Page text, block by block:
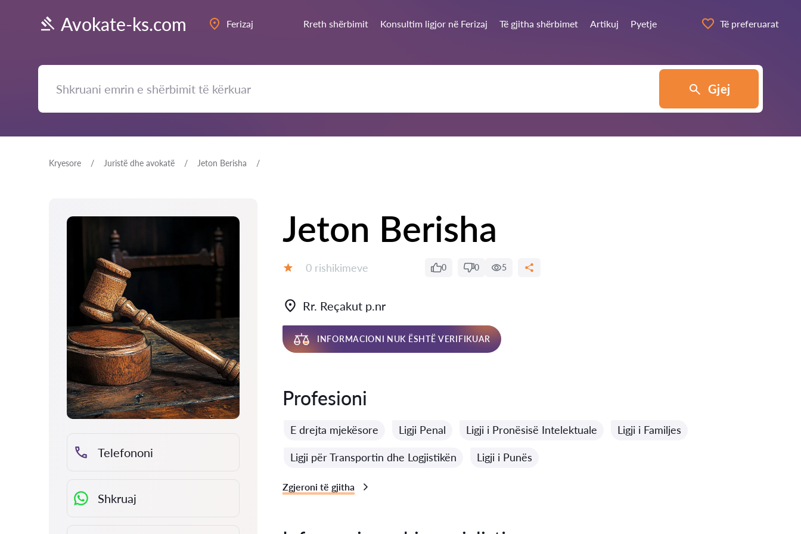
Avokate-ks.com Ferizaj Rreth shërbimit Konsultim ligjor në Ferizaj Të gjitha shërbimet Artikuj Pyetje Të preferuarat
Gjej
Kryesore Juristë dhe avokatë Jeton Berisha
Telefononi
Shkruaj
Jeton Berisha
Rishikime:
0 rishikimeve 0 0 5
Rr. Reçakut p.nr
INFORMACIONI NUK ËSHTË VERIFIKUAR
Profesioni
E drejta mjekësore Ligji Penal Ligji i Pronësisë Intelektuale Ligji i Familjes
Ligji për Transportin dhe Logjistikën Ligji i Punës
Zgjeroni të gjitha